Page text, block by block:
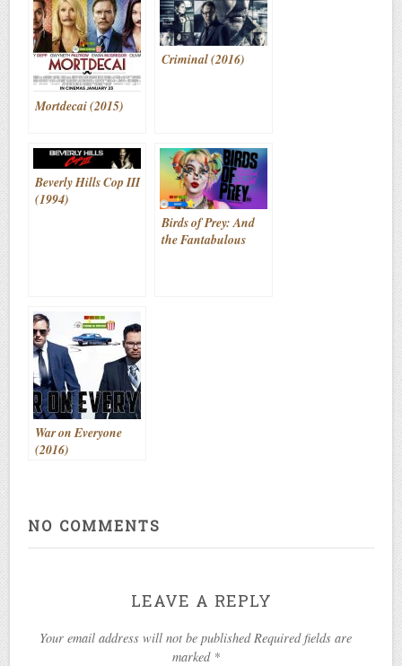
Mortdecai (2015)
Criminal (2016)
Beverly Hills Cop III
(1994)
Birds of Prey: And
the Fantabulous
War on Everyone
(2016)
NO COMMENTS
LEAVE A REPLY
Your email address will not be published Required fields are
marked *